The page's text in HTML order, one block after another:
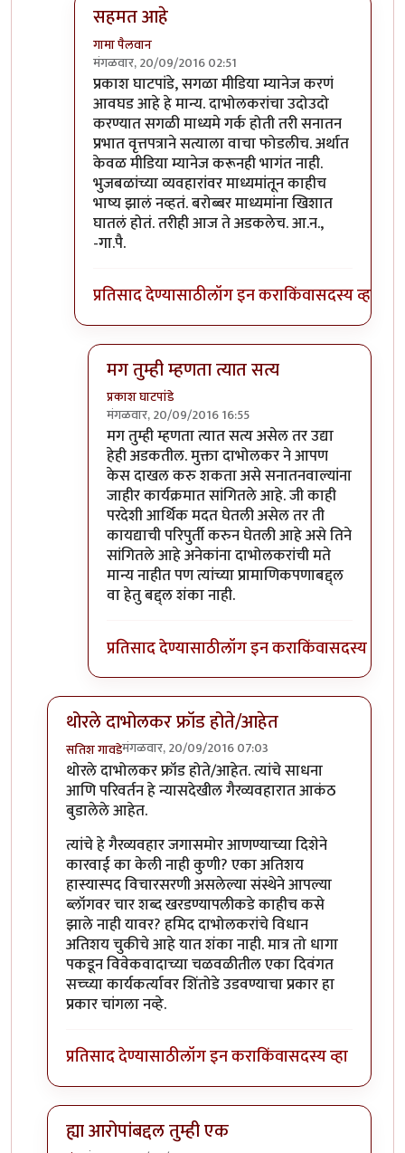
सहमत आहे
गामा पैलवान
मंगळवार, 20/09/2016 02:51
In reply toवृत्तपत्रांनी बातमी दाबलीbyप्रकाश घाटपांडे
प्रकाश घाटपांडे, सगळा मीडिया म्यानेज करणं
आवघड आहे हे मान्य. दाभोलकरांचा उदोउदो
करण्यात सगळी माध्यमे गर्क होती तरी सनातन
प्रभात वृत्तपत्राने सत्याला वाचा फोडलीच. अर्थात
केवळ मीडिया म्यानेज करूनही भागंत नाही.
भुजबळांच्या व्यवहारांवर माध्यमांतून काहीच
भाष्य झालं नव्हतं. बरोब्बर माध्यमांना खिशात
घातलं होतं. तरीही आज ते अडकलेच. आ.न.,
-गा.पै.
प्रतिसाद देण्यासाठीलॉग इन कराकिंवासदस्य व्हा
मग तुम्ही म्हणता त्यात सत्य
प्रकाश घाटपांडे
मंगळवार, 20/09/2016 16:55
In reply toसहमत आहेbyगामा पैलवान
मग तुम्ही म्हणता त्यात सत्य असेल तर उद्या
हेही अडकतील. मुक्ता दाभोलकर ने आपण
केस दाखल करु शकता असे सनातनवाल्यांना
जाहीर कार्यक्रमात सांगितले आहे. जी काही
परदेशी आर्थिक मदत घेतली असेल तर ती
कायद्याची परिपुर्ती करुन घेतली आहे असे तिने
सांगितले आहे अनेकांना दाभोलकरांची मते
मान्य नाहीत पण त्यांच्या प्रामाणिकपणाबद्द्ल
वा हेतु बद्द्ल शंका नाही.
प्रतिसाद देण्यासाठीलॉग इन कराकिंवासदस्य व्हा
थोरले दाभोलकर फ्रॉड होते/आहेत
सतिश गावडेमंगळवार, 20/09/2016 07:03
In reply toप्रकाश घाटपांडे,byगामा पैलवान
थोरले दाभोलकर फ्रॉड होते/आहेत. त्यांचे साधना
आणि परिवर्तन हे न्यासदेखील गैरव्यवहारात आकंठ
बुडालेले आहेत.
त्यांचे हे गैरव्यवहार जगासमोर आणण्याच्या दिशेने
कारवाई का केली नाही कुणी? एका अतिशय
हास्यास्पद विचारसरणी असलेल्या संस्थेने आपल्या
ब्लॉगवर चार शब्द खरडण्यापलीकडे काहीच कसे
झाले नाही यावर? हमिद दाभोलकरांचे विधान
अतिशय चुकीचे आहे यात शंका नाही. मात्र तो धागा
पकडून विवेकवादाच्या चळवळीतील एका दिवंगत
सच्च्या कार्यकर्त्यावर शिंतोडे उडवण्याचा प्रकार हा
प्रकार चांगला नव्हे.
प्रतिसाद देण्यासाठीलॉग इन कराकिंवासदस्य व्हा
ह्या आरोपांबद्दल तुम्ही एक